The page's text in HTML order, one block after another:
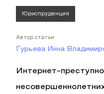
Юриспруденция
Автор статьи
Гурьева Инна
Интернет-